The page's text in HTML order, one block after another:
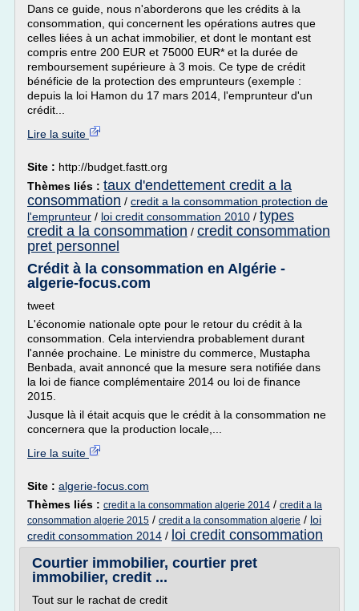
Dans ce guide, nous n'aborderons que les crédits à la
consommation, qui concernent les opérations autres que
celles liées à un achat immobilier, et dont le montant est
compris entre 200 EUR et 75000 EUR* et la durée de
remboursement supérieure à 3 mois. Ce type de crédit
bénéficie de la protection des emprunteurs (exemple :
depuis la loi Hamon du 17 mars 2014, l'emprunteur d'un
crédit...
Lire la suite
Site : http://budget.fastt.org
Thèmes liés : taux d'endettement credit a la
consommation / credit a la consommation protection de
l'emprunteur / loi credit consommation 2010 / types
credit a la consommation / credit consommation
pret personnel
Crédit à la consommation en Algérie -
algerie-focus.com
tweet
L'économie nationale opte pour le retour du crédit à la
consommation. Cela interviendra probablement durant
l'année prochaine. Le ministre du commerce, Mustapha
Benbada, avait annoncé que la mesure sera notifiée dans
la loi de fiance complémentaire 2014 ou loi de finance
2015.
Jusque là il était acquis que le crédit à la consommation ne
concernera que la production locale,...
Lire la suite
Site : algerie-focus.com
Thèmes liés : credit a la consommation algerie 2014 / credit a la
consommation algerie 2015 / credit a la consommation algerie / loi
credit consommation 2014 / loi credit consommation
Courtier immobilier, courtier pret
immobilier, credit ...
Tout sur le rachat de credit